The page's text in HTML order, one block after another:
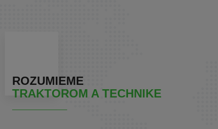
ROZUMIEME
TRAKTOROM A TECHNIKE